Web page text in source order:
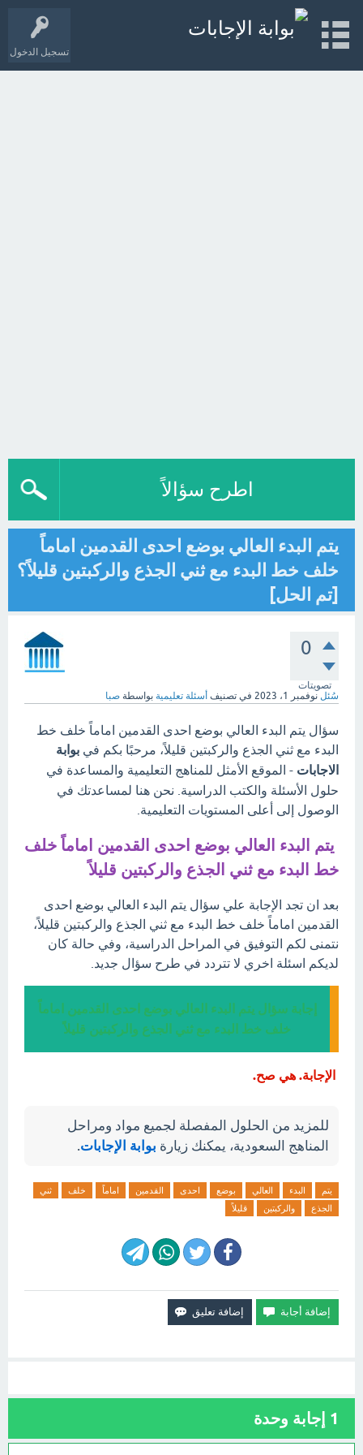
تسجيل الدخول
اطرح سؤالاً
يتم البدء العالي بوضع احدى القدمين اماماً
خلف خط البدء مع ثني الجذع والركبتين قليلاً؟
[تم الحل]
0
تصويتات
سُئل نوفمبر 1، 2023 في تصنيف أسئلة تعليمية بواسطة صبا
سؤال يتم البدء العالي بوضع احدى القدمين اماماً خلف خط
البدء مع ثني الجذع والركبتين قليلاً، مرحبًا بكم في بوابة
الاجابات - الموقع الأمثل للمناهج التعليمية والمساعدة في
حلول الأسئلة والكتب الدراسية. نحن هنا لمساعدتك في
الوصول إلى أعلى المستويات التعليمية.
يتم البدء العالي بوضع احدى القدمين اماماً خلف
خط البدء مع ثني الجذع والركبتين قليلاً
بعد ان تجد الإجابة علي سؤال يتم البدء العالي بوضع احدى
القدمين اماماً خلف خط البدء مع ثني الجذع والركبتين قليلاً،
نتمنى لكم التوفيق في المراحل الدراسية، وفي حالة كان
لديكم اسئلة اخري لا تتردد في طرح سؤال جديد.
إجابة سؤال يتم البدء العالي بوضع احدى القدمين اماماً
خلف خط البدء مع ثني الجذع والركبتين قليلاً
الإجابة. هي صح.
للمزيد من الحلول المفصلة لجميع مواد ومراحل
المناهج السعودية، يمكنك زيارة بوابة الإجابات.
يتم البدء العالي بوضع احدى القدمين اماماً خلف
ثني
الجذع
والركبتين قليلاً
1 إجابة وحدة